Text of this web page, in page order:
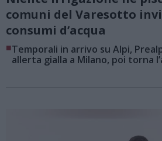
comuni del Varesotto
consumi d’acqua
■Temporali in arrivo su Alpi,
allerta gialla a Milano, poi torna